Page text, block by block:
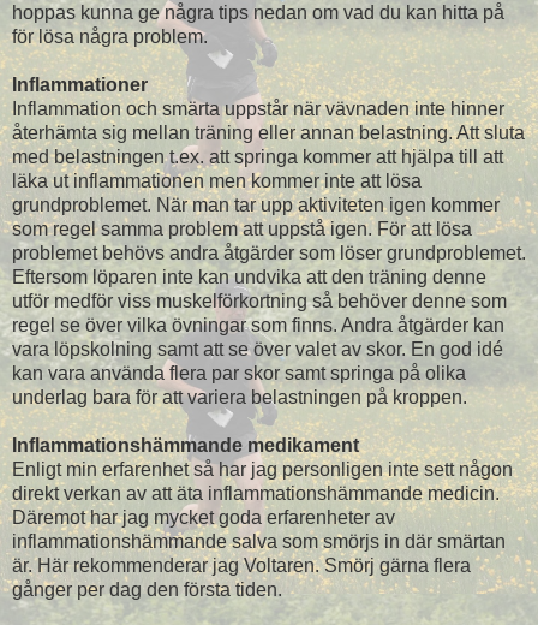
hoppas kunna ge några tips nedan om vad du kan hitta på
för lösa några problem.
Inflammationer
Inflammation och smärta uppstår när vävnaden inte hinner
återhämta sig mellan träning eller annan belastning. Att sluta
med belastningen t.ex. att springa kommer att hjälpa till att
läka ut inflammationen men kommer inte att lösa
grundproblemet. När man tar upp aktiviteten igen kommer
som regel samma problem att uppstå igen. För att lösa
problemet behövs andra åtgärder som löser grundproblemet.
Eftersom löparen inte kan undvika att den träning denne
utför medför viss muskelförkortning så behöver denne som
regel se över vilka övningar som finns. Andra åtgärder kan
vara löpskolning samt att se över valet av skor. En god idé
kan vara använda flera par skor samt springa på olika
underlag bara för att variera belastningen på kroppen.
Inflammationshämmande medikament
Enligt min erfarenhet så har jag personligen inte sett någon
direkt verkan av att äta inflammationshämmande medicin.
Däremot har jag mycket goda erfarenheter av
inflammationshämmande salva som smörjs in där smärtan
är. Här rekommenderar jag Voltaren. Smörj gärna flera
gånger per dag den första tiden.